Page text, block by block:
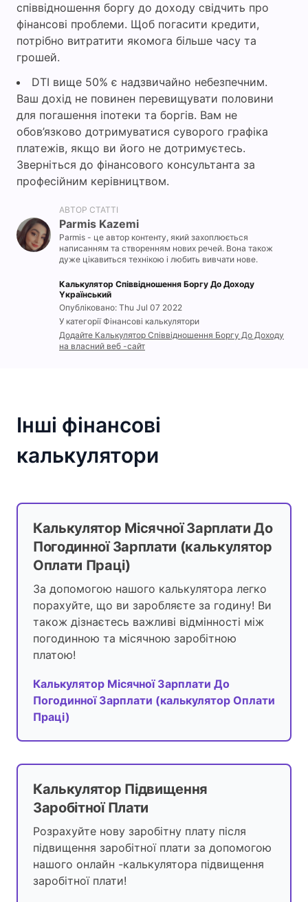
співвідношення боргу до доходу свідчить про
фінансові проблеми. Щоб погасити кредити,
потрібно витратити якомога більше часу та
грошей.
DTI вище 50% є надзвичайно небезпечним.
Ваш дохід не повинен перевищувати половини
для погашення іпотеки та боргів. Вам не
обов’язково дотримуватися суворого графіка
платежів, якщо ви його не дотримуєтесь.
Зверніться до фінансового консультанта за
професійним керівництвом.
АВТОР СТАТТІ
Parmis Kazemi
Parmis - це автор контенту, який захоплюється
написанням та створенням нових речей. Вона також
дуже цікавиться технікою і любить вивчати нове.
Калькулятор Співвідношення Боргу До Доходу
Yкраїнський
Опубліковано: Thu Jul 07 2022
У категорії Фінансові калькулятори
Додайте Калькулятор Співвідношення Боргу До Доходу
на власний веб -сайт
Інші фінансові
калькулятори
Калькулятор Місячної Зарплати До
Погодинної Зарплати (калькулятор
Оплати Праці)
За допомогою нашого калькулятора легко
порахуйте, що ви заробляєте за годину! Ви
також дізнаєтесь важливі відмінності між
погодинною та місячною заробітною
платою!
Калькулятор Місячної Зарплати До
Погодинної Зарплати (калькулятор Оплати
Праці)
Калькулятор Підвищення
Заробітної Плати
Розрахуйте нову заробітну плату після
підвищення заробітної плати за допомогою
нашого онлайн -калькулятора підвищення
заробітної плати!